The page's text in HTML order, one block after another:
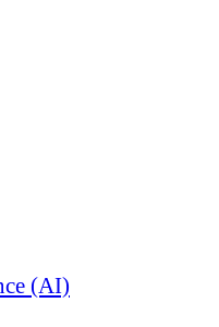
(AI)